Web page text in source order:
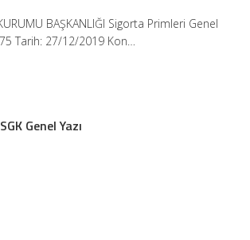
BAŞKANLIĞI Sigorta Primleri Genel
Tarih: 27/12/2019 Kon…
Genel Yazı